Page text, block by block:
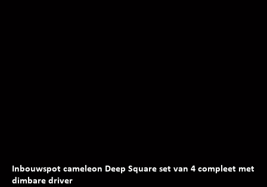
Inbouwspot cameleon Deep Square set van 4 compleet met
dimbare driver